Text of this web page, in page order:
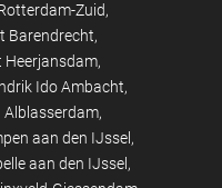
Zuid
Barendrecht
Ido Ambacht
aan den IJssel
aan den IJssel